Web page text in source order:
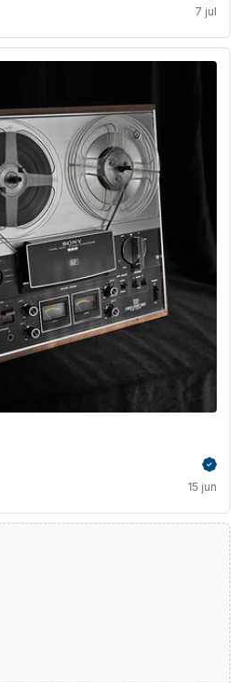
7 jul
15 jun